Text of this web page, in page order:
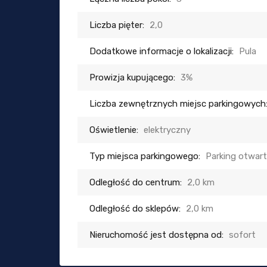
Liczba pięter: 2,0
Dodatkowe informacje o lokalizacji: Pula
Prowizja kupującego: 3%
Liczba zewnętrznych miejsc parkingowych:
Oświetlenie: elektryczny
Typ miejsca parkingowego: Parking
Odległość do centrum: 2,0 km
Odległość do sklepów: 2,0 km
Nieruchomość jest dostępna od: sofort